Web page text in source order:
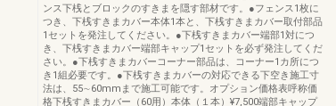
ンス下桟とブロックのすきまを隠す部材です。●フェンス1枚に
つき、下桟すきまカバー本体1本と、下桟すきまカバー取付部品
1セットを発注してください。●下桟すきまカバー端部1対につ
き、下桟すきまカバー端部キャップ1セットを必ず発注してくだ
さい。●下桟すきまカバーコーナー部品は、コーナー1カ所につ
き1組必要です。●下桟すきまカバーの対応できる下空き施工寸
法は、55∼60mmまで施工可能です。オプション価格表呼称価
格下桟すきまカバー（60用）本体（１本）¥7,500端部キャップ